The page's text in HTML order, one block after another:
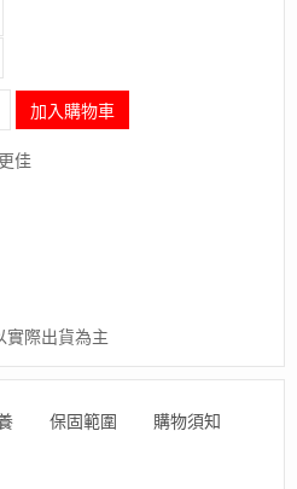
加入購物車
佳
際出貨為主
保固範圍 購物須知